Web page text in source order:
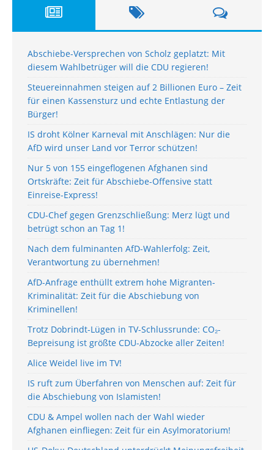
Abschiebe-Versprechen von Scholz geplatzt: Mit
diesem Wahlbetrüger will die CDU regieren!
Steuereinnahmen steigen auf 2 Billionen Euro – Zeit
für einen Kassensturz und echte Entlastung der
Bürger!
IS droht Kölner Karneval mit Anschlägen: Nur die
AfD wird unser Land vor Terror schützen!
Nur 5 von 155 eingeflogenen Afghanen sind
Ortskräfte: Zeit für Abschiebe-Offensive statt
Einreise-Express!
CDU-Chef gegen Grenzschließung: Merz lügt und
betrügt schon an Tag 1!
Nach dem fulminanten AfD-Wahlerfolg: Zeit,
Verantwortung zu übernehmen!
AfD-Anfrage enthüllt extrem hohe Migranten-
Kriminalität: Zeit für die Abschiebung von
Kriminellen!
Trotz Dobrindt-Lügen in TV-Schlussrunde: CO₂-
Bepreisung ist größte CDU-Abzocke aller Zeiten!
Alice Weidel live im TV!
IS ruft zum Überfahren von Menschen auf: Zeit für
die Abschiebung von Islamisten!
CDU & Ampel wollen nach der Wahl wieder
Afghanen einfliegen: Zeit für ein Asylmoratorium!